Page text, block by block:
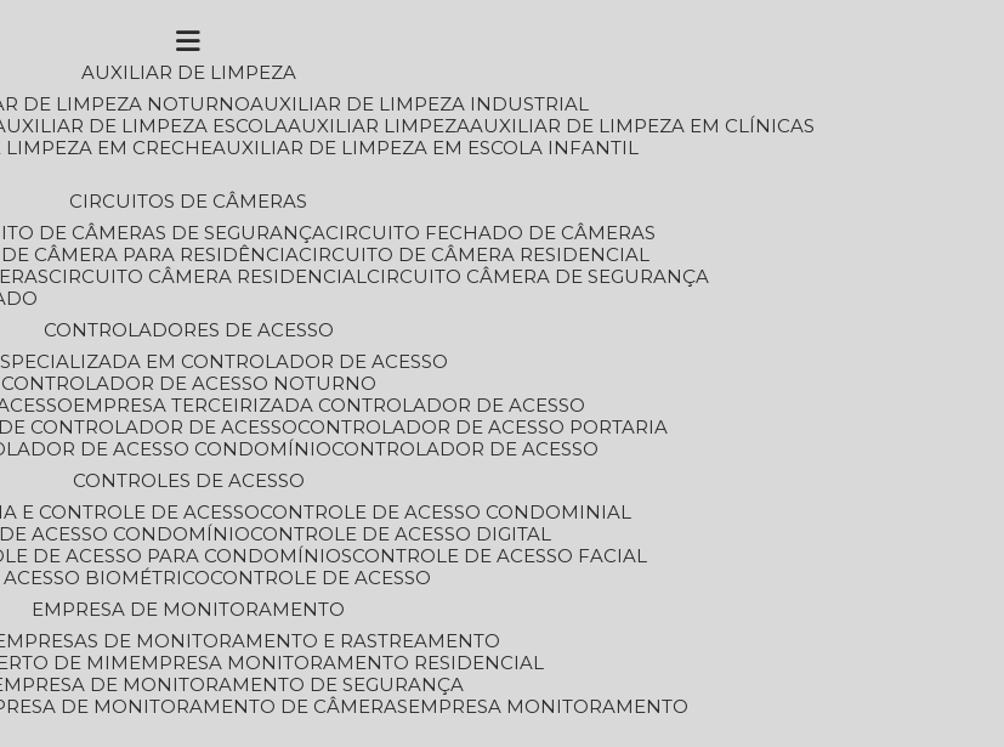
AUXILIAR DE LIMPEZA
DE LIMPEZA NOTURNO
AUXILIAR DE LIMPEZA INDUSTRIAL
AUXILIAR DE LIMPEZA ESCOLA AUXILIAR LIMPEZA
AUXILIAR DE LIMPEZA EM CLÍNICAS
LIMPEZA EM CRECHE
AUXILIAR DE LIMPEZA EM ESCOLA INFANTIL
CIRCUITOS DE CÂMERAS
DE CÂMERAS DE SEGURANÇA
CIRCUITO FECHADO DE CÂMERAS
DE CÂMERA PARA RESIDÊNCIA
CIRCUITO DE CÂMERA RESIDENCIAL
CIRCUITO CÂMERA RESIDENCIAL
CIRCUITO CÂMERA DE SEGURANÇA
CONTROLADORES DE ACESSO
EM CONTROLADOR DE ACESSO
CONTROLADOR DE ACESSO NOTURNO
EMPRESA TERCEIRIZADA CONTROLADOR DE ACESSO
DE CONTROLADOR DE ACESSO
CONTROLADOR DE ACESSO PORTARIA
DE ACESSO CONDOMÍNIO
CONTROLADOR DE ACESSO
CONTROLES DE ACESSO
E CONTROLE DE ACESSO
CONTROLE DE ACESSO CONDOMINIAL
DE ACESSO CONDOMÍNIO
CONTROLE DE ACESSO DIGITAL
DE ACESSO PARA CONDOMÍNIOS
CONTROLE DE ACESSO FACIAL
ACESSO BIOMÉTRICO
CONTROLE DE ACESSO
EMPRESA DE MONITORAMENTO
EMPRESAS DE MONITORAMENTO E RASTREAMENTO
DE MIM
EMPRESA MONITORAMENTO RESIDENCIAL
EMPRESA DE MONITORAMENTO DE SEGURANÇA
DE MONITORAMENTO DE CÂMERAS
EMPRESA MONITORAMENTO